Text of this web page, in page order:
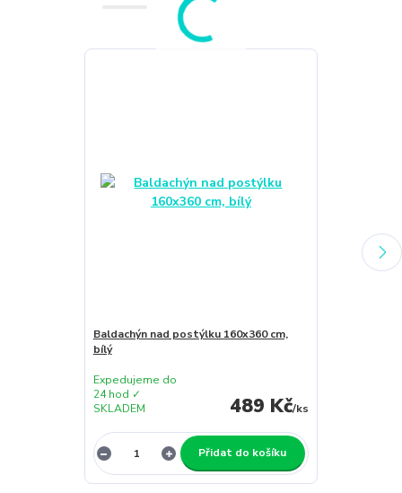
Baldachýn nad postýlku 160x360 cm,
bílý
489 Kč/ks
Expedujeme do
24 hod ✓
SKLADEM
Přidat do košíku